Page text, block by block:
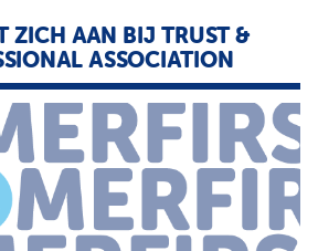
ZICH AAN BIJ TRUST &
ASSOCIATION